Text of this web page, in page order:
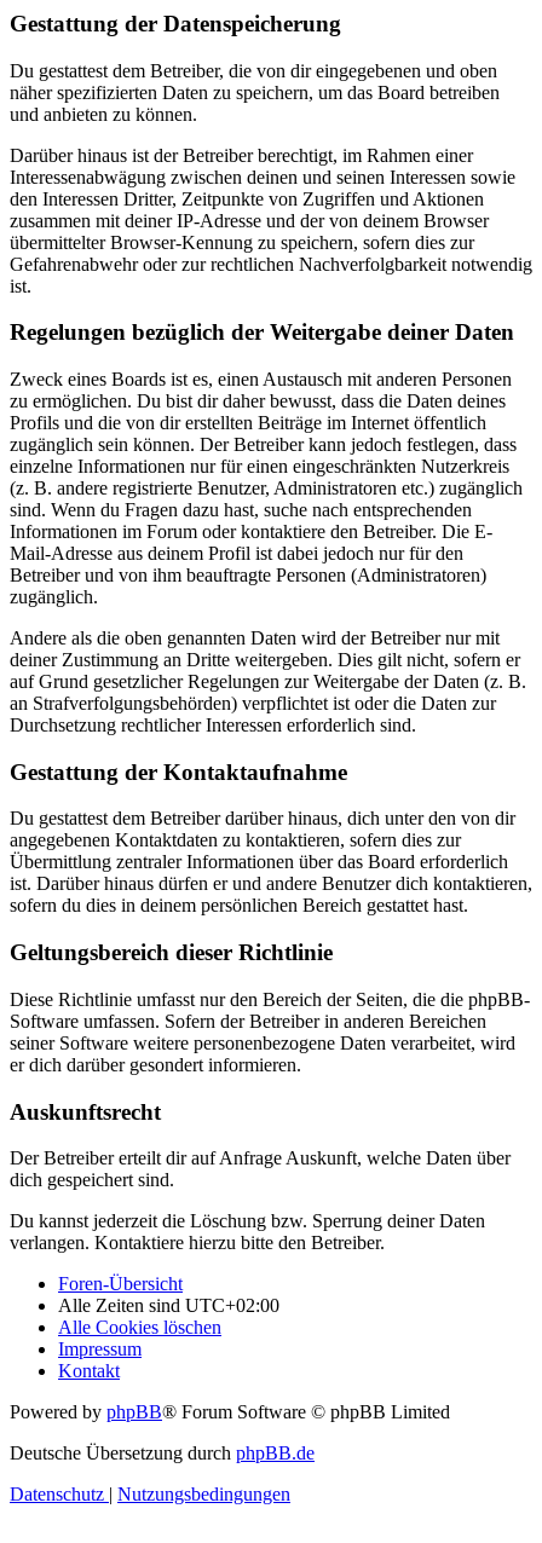
Gestattung der Datenspeicherung
Du gestattest dem Betreiber, die von dir eingegebenen und oben
näher spezifizierten Daten zu speichern, um das Board betreiben
und anbieten zu können.
Darüber hinaus ist der Betreiber berechtigt, im Rahmen einer
Interessenabwägung zwischen deinen und seinen Interessen sowie
den Interessen Dritter, Zeitpunkte von Zugriffen und Aktionen
zusammen mit deiner IP-Adresse und der von deinem Browser
übermittelter Browser-Kennung zu speichern, sofern dies zur
Gefahrenabwehr oder zur rechtlichen Nachverfolgbarkeit notwendig
ist.
Regelungen bezüglich der Weitergabe deiner Daten
Zweck eines Boards ist es, einen Austausch mit anderen Personen
zu ermöglichen. Du bist dir daher bewusst, dass die Daten deines
Profils und die von dir erstellten Beiträge im Internet öffentlich
zugänglich sein können. Der Betreiber kann jedoch festlegen, dass
einzelne Informationen nur für einen eingeschränkten Nutzerkreis
(z. B. andere registrierte Benutzer, Administratoren etc.) zugänglich
sind. Wenn du Fragen dazu hast, suche nach entsprechenden
Informationen im Forum oder kontaktiere den Betreiber. Die E-
Mail-Adresse aus deinem Profil ist dabei jedoch nur für den
Betreiber und von ihm beauftragte Personen (Administratoren)
zugänglich.
Andere als die oben genannten Daten wird der Betreiber nur mit
deiner Zustimmung an Dritte weitergeben. Dies gilt nicht, sofern er
auf Grund gesetzlicher Regelungen zur Weitergabe der Daten (z. B.
an Strafverfolgungsbehörden) verpflichtet ist oder die Daten zur
Durchsetzung rechtlicher Interessen erforderlich sind.
Gestattung der Kontaktaufnahme
Du gestattest dem Betreiber darüber hinaus, dich unter den von dir
angegebenen Kontaktdaten zu kontaktieren, sofern dies zur
Übermittlung zentraler Informationen über das Board erforderlich
ist. Darüber hinaus dürfen er und andere Benutzer dich kontaktieren,
sofern du dies in deinem persönlichen Bereich gestattet hast.
Geltungsbereich dieser Richtlinie
Diese Richtlinie umfasst nur den Bereich der Seiten, die die phpBB-
Software umfassen. Sofern der Betreiber in anderen Bereichen
seiner Software weitere personenbezogene Daten verarbeitet, wird
er dich darüber gesondert informieren.
Auskunftsrecht
Der Betreiber erteilt dir auf Anfrage Auskunft, welche Daten über
dich gespeichert sind.
Du kannst jederzeit die Löschung bzw. Sperrung deiner Daten
verlangen. Kontaktiere hierzu bitte den Betreiber.
Foren-Übersicht
Alle Zeiten sind UTC+02:00
Alle Cookies löschen
Impressum
Kontakt
Powered by phpBB® Forum Software © phpBB Limited
Deutsche Übersetzung durch phpBB.de
Datenschutz | Nutzungsbedingungen